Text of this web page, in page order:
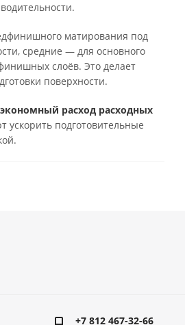
матирования под
средние — для основного
слоёв. Это делает
поверхности.
расход расходных
ускорить подготовительные
+7 812 467-32-66